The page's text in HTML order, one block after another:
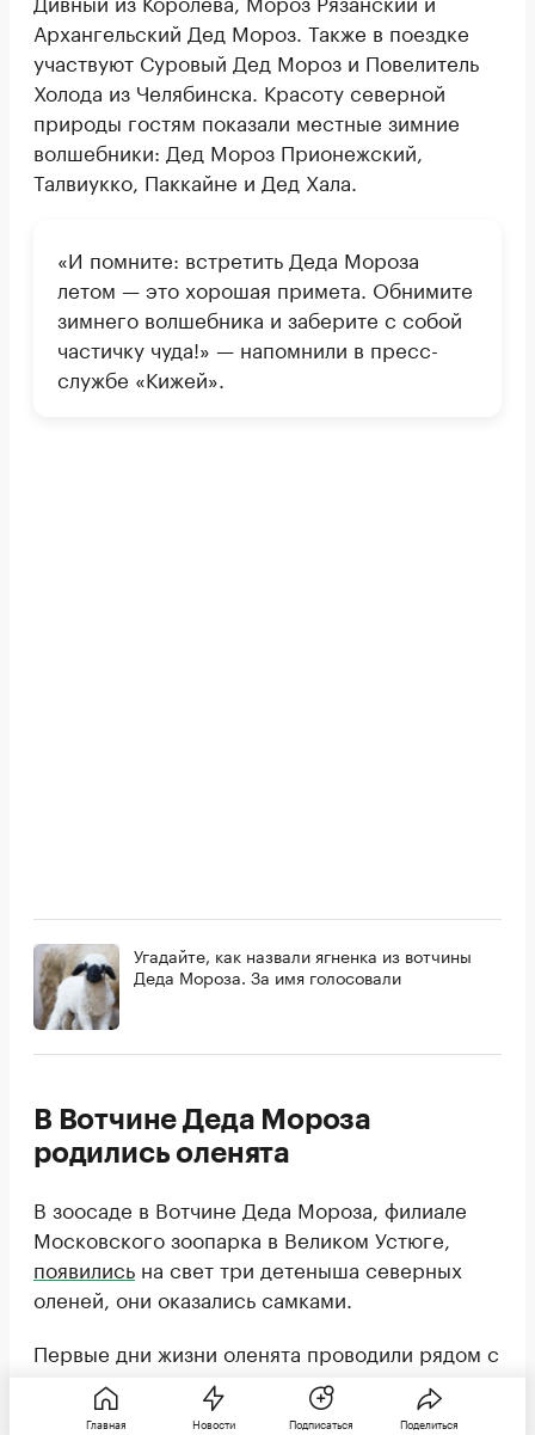
Архангельский Дед Мороз. Также в поездке
участвуют Суровый Дед Мороз и Повелитель
Холода из Челябинска. Красоту северной
природы гостям показали местные зимние
волшебники: Дед Мороз Прионежский,
Талвиукко, Паккайне и Дед Хала.
«И помните: встретить Деда Мороза
летом — это хорошая примета. Обнимите
зимнего волшебника и заберите с собой
частичку чуда!» — напомнили в пресс-
службе «Кижей».
Угадайте, как назвали ягненка из вотчины
Деда Мороза. За имя голосовали
В Вотчине Деда Мороза
родились оленята
В зоосаде в Вотчине Деда Мороза, филиале
Московского зоопарка в Великом Устюге,
появились на свет три детеныша северных
оленей, они оказались самками.
Первые дни жизни оленята проводили рядом с
мамами, но с каждым днем детеныши
становятся все любопытнее и все активнее
Главная Новости Подписаться Поделиться